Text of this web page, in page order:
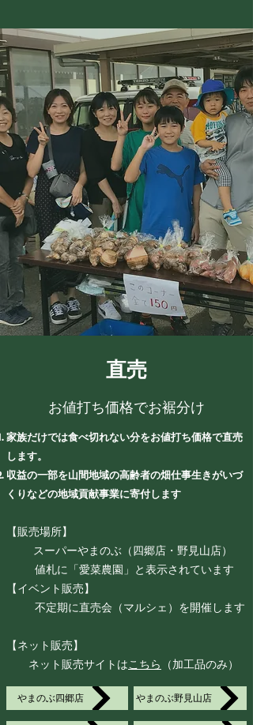
直売
お値打ち価格でお裾分け
家族だけでは食べ切れない分をお値打ち価格で直売
します。
収益の一部を山間地域の高齢者の畑仕事生きがいづ
くりなどの地域貢献事業に寄付します
【販売場所】
スーパーやまのぶ（四郷店・野見山店）
値札に「愛菜農園」と表示されています
【イベント販売】
不定期に直売会（マルシェ）を開催します
【ネット販売】
ネット販売サイトはこちら （加工品のみ）
やまのぶ四郷店 やまのぶ野見山店